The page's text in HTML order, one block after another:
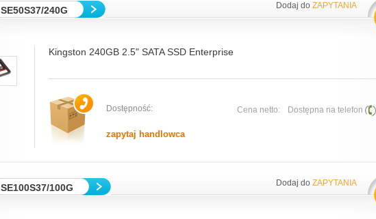
SE50S37/240G Dodaj do ZAPYTANIA
Kingston 240GB 2.5" SATA SSD Enterprise
Dostępność:
zapytaj handlowca
Cena netto: Dostępna na telefon
SE100S37/100G Dodaj do ZAPYTANIA